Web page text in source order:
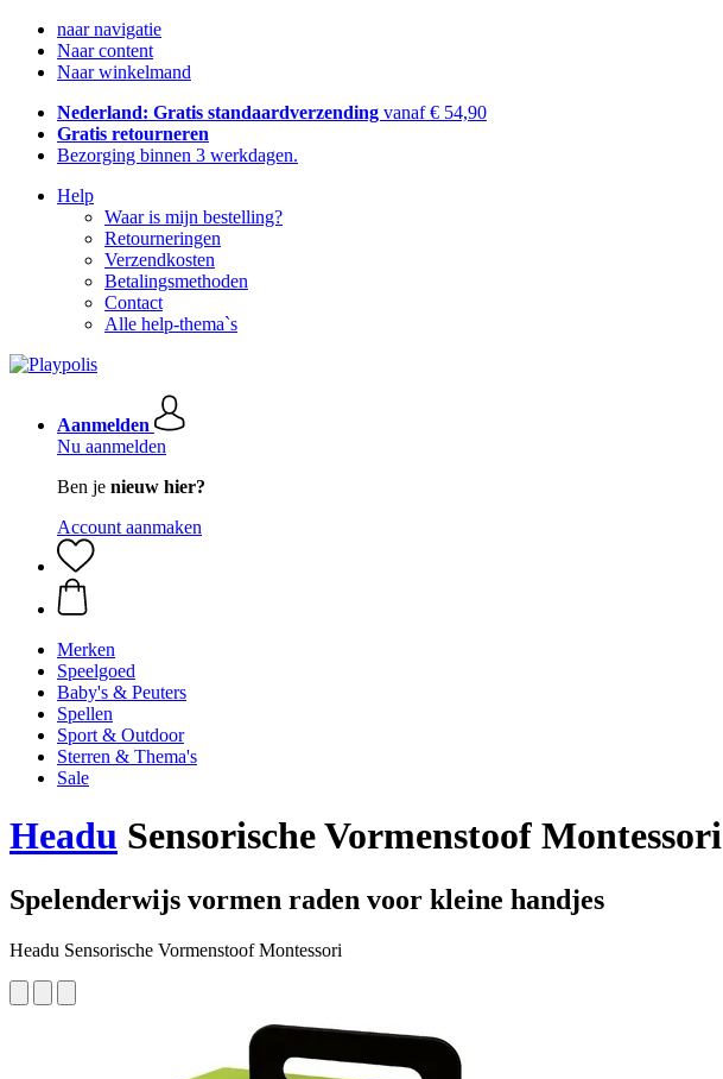
naar navigatie
Naar content
Naar winkelmand
Nederland: Gratis standaardverzending vanaf € 54,90
Gratis retourneren
Bezorging binnen 3 werkdagen.
Help
Waar is mijn bestelling?
Retourneringen
Verzendkosten
Betalingsmethoden
Contact
Alle help-thema`s
Aanmelden
Nu aanmelden
Ben je nieuw hier?
Account aanmaken
Merken
Speelgoed
Baby's & Peuters
Spellen
Sport & Outdoor
Sterren & Thema's
Sale
Headu Sensorische Vormenstoof Montessori
Spelenderwijs vormen raden voor kleine handjes
Headu Sensorische Vormenstoof Montessori